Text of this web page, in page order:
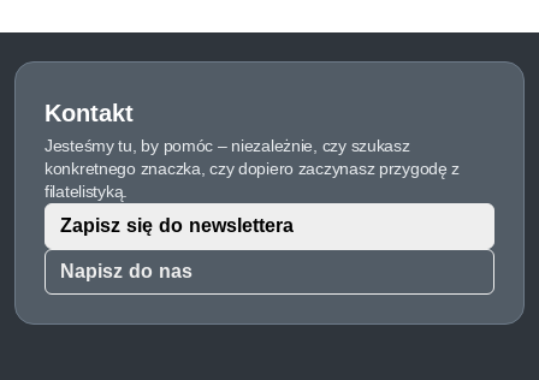
Kontakt
Jesteśmy tu, by pomóc – niezależnie, czy szukasz
konkretnego znaczka, czy dopiero zaczynasz przygodę z
filatelistyką.
Napisz do nas
Zapisz się do newslettera